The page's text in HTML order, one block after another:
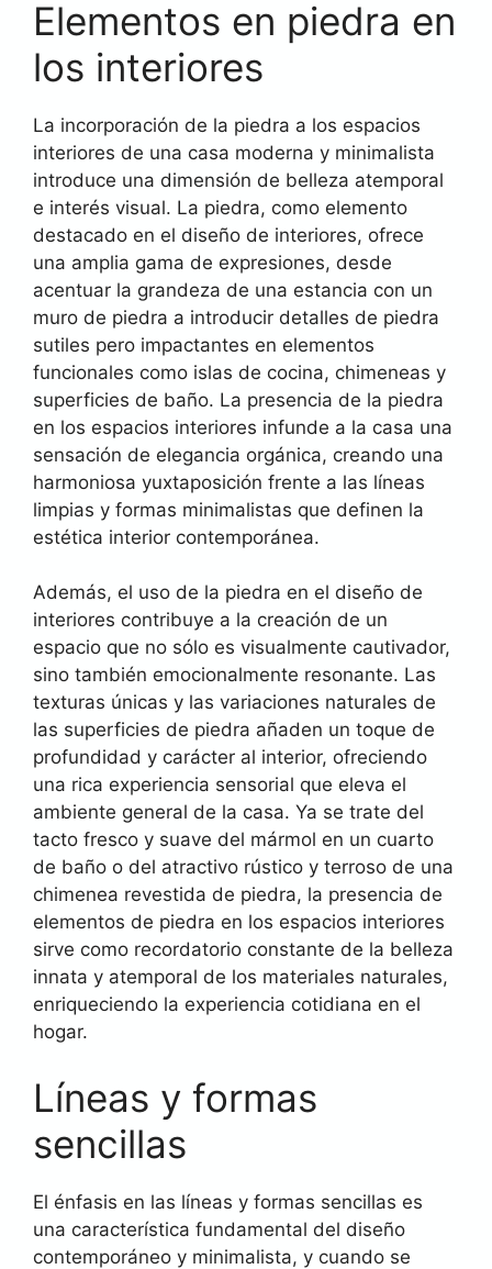
Elementos en piedra en
los interiores
La incorporación de la piedra a los espacios
interiores de una casa moderna y minimalista
introduce una dimensión de belleza atemporal
e interés visual. La piedra, como elemento
destacado en el diseño de interiores, ofrece
una amplia gama de expresiones, desde
acentuar la grandeza de una estancia con un
muro de piedra a introducir detalles de piedra
sutiles pero impactantes en elementos
funcionales como islas de cocina, chimeneas y
superficies de baño. La presencia de la piedra
en los espacios interiores infunde a la casa una
sensación de elegancia orgánica, creando una
harmoniosa yuxtaposición frente a las líneas
limpias y formas minimalistas que definen la
estética interior contemporánea.
Además, el uso de la piedra en el diseño de
interiores contribuye a la creación de un
espacio que no sólo es visualmente cautivador,
sino también emocionalmente resonante. Las
texturas únicas y las variaciones naturales de
las superficies de piedra añaden un toque de
profundidad y carácter al interior, ofreciendo
una rica experiencia sensorial que eleva el
ambiente general de la casa. Ya se trate del
tacto fresco y suave del mármol en un cuarto
de baño o del atractivo rústico y terroso de una
chimenea revestida de piedra, la presencia de
elementos de piedra en los espacios interiores
sirve como recordatorio constante de la belleza
innata y atemporal de los materiales naturales,
enriqueciendo la experiencia cotidiana en el
hogar.
Líneas y formas
sencillas
El énfasis en las líneas y formas sencillas es
una característica fundamental del diseño
contemporáneo y minimalista, y cuando se